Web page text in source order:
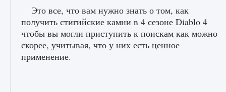
Это все, что вам нужно знать о том, как
получить стигийские камни в 4 сезоне Diablo 4
чтобы вы могли приступить к поискам как можно
скорее, учитывая, что у них есть ценное
применение.